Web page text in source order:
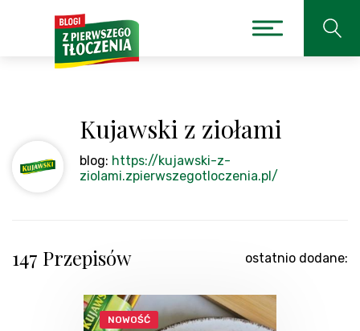
Kujawski z ziołami
blog: https://kujawski-z-
ziolami.zpierwszegotloczenia.pl/
147 Przepisów ostatnio dodane:
NOWOŚĆ